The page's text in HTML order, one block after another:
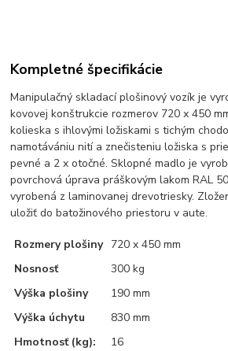
Kompletné špecifikácie
Manipulačný skladací plošinový vozík je
kovovej konštrukcie rozmerov 720 x 450
kolieska s ihlovými ložiskami s tichým
namotávániu nití a znečisteniu ložiska s
pevné a 2 x otočné. Sklopné madlo je
povrchová úprava práškovým lakom RAL
vyrobená z laminovanej drevotriesky.
uložiť do batožinového priestoru v aute.
Rozmery plošiny 720 x 450 mm
Nosnosť
300 kg
Výška plošiny
190 mm
Výška úchytu
830 mm
Hmotnosť (kg):
16